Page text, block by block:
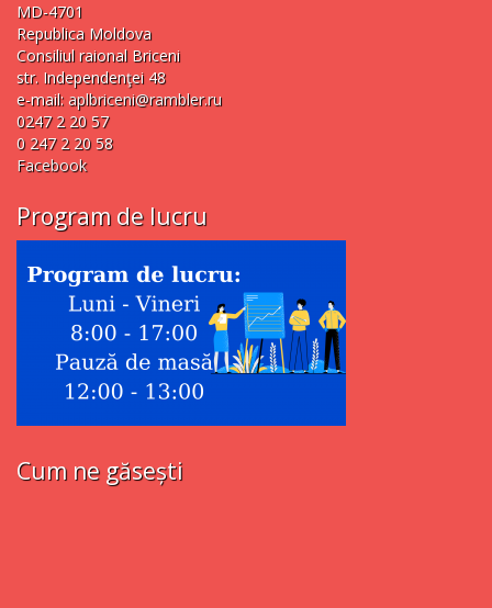
MD-4701
Republica Moldova
Consiliul raional Briceni
str. Independenţei 48
e-mail: aplbriceni@rambler.ru
0247 2 20 57
0 247 2 20 58
Facebook
Program de lucru
Cum ne găsești